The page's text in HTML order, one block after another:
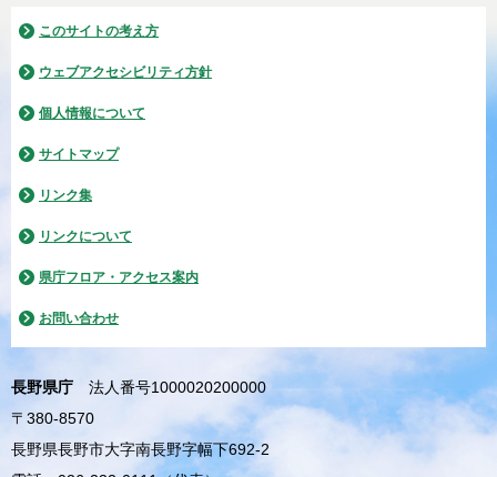
このサイトの考え方
ウェブアクセシビリティ方針
個人情報について
サイトマップ
リンク集
リンクについて
県庁フロア・アクセス案内
お問い合わせ
長野県庁
法人番号1000020200000
〒380-8570
長野県長野市大字南長野字幅下692-2